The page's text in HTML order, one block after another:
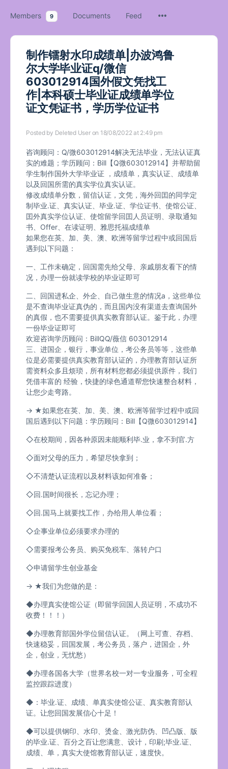
Members 9 Documents Feed
制作镭射水印成绩单|办波鸿鲁
尔大学毕业证q/微信
603012914国外假文凭找工
作|本科硕士毕业证成绩单学位
证文凭证书，学历学位证书
Posted by Deleted User on 18/08/2022 at 2:49 pm
咨询顾问：Q/微603012914解决无法毕业，无法认证真
实的难题；学历顾问：Bill【Q微603012914】并帮助留
学生制作国外大学毕业证 ，成绩单，真实认证、成绩单
以及回国所需的真实学位真实认证。
修改成绩单分数，留信认证，文凭，海外回囯的同学定
制毕业.证、真实认证、毕业.证、学位证书、使馆公证、
囯外真实学位认证、使馆留学回囯人员证明、录取通知
书、Offer、在读证明、雅思托福成绩单
如果您在英、加、美、澳、欧洲等留学过程中或回国后
遇到以下问题：
一、工作未确定，回国需先给父母、亲戚朋友看下的情
况，办理一份就读学校的毕业证即可
二、回国进私企、外企、自己做生意的情况a，这些单位
是不查询毕业证真伪的，而且国内没有渠道去查询国外
的真假，也不需要提供真实教育部认证。鉴于此，办理
一份毕业证即可
欢迎咨询学历顾问：BillQQ/薇信 603012914
三、进国企，银行，事业单位，考公务员等等，这些单
位是必需要提供真实教育部认证的，办理教育部认证所
需资料众多且烦琐，所有材料您都必须提供原件，我们
凭借丰富的 经验，快捷的绿色通道帮您快速整合材料，
让您少走弯路。
→ ★如果您在英、加、美、澳、欧洲等留学过程中或回
国后遇到以下问题：学历顾问：Bill【Q微603012914】
◇在校期间，因各种原因未能顺利毕.业，拿不到官.方
◇面对父母的压力，希望尽快拿到；
◇不清楚认证流程以及材料该如何准备；
◇回.国时间很长，忘记办理；
◇回.国马上就要找工作，办给用人单位看；
◇企事业单位必须要求办理的
◇需要报考公务员、购买免税车、落转户口
◇申请留学生创业基金
→ ★我们为您做的是：
◆办理真实使馆公证（即留学回国人员证明，不成功不
收费！！！）
◆办理教育部国外学位留信认证。（网上可查、存档、
快速稳妥，回国发展，考公务员，落户，进国企，外
企，创业，无忧愁）
◆办理各国各大学（世界名校一对一专业服务，可全程
监控跟踪进度）
◆：毕业.证、成绩、单真实使馆公证、真实教育部认
证。让您回国发展信心十足！
◆可以提供钢印、水印、烫金、激光防伪、凹凸版、版
的毕业.证、百分之百让您满意、设计，印刷;毕业.证、
成绩、单，真实大使馆教育部认证，速度快。